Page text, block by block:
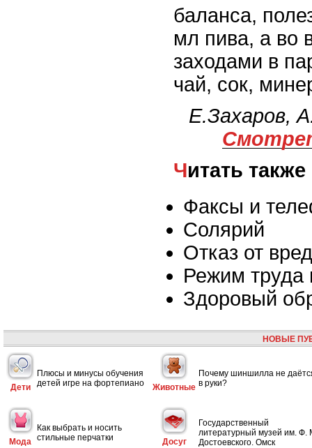
баланса,
мл пива, а во
заходами в
чай, сок,
Е.Захаров,
Читать также
Факсы и
Солярий
Отказ от
Режим труда
Здоровый
НОВЫЕ
Дети
Плюсы и минусы обучения
детей игре на фортепиано
Животные
Почему шиншилла не
в руки?
Мода
Как выбрать и носить
стильные перчатки
Досуг
Государственный
литературный музей им. Ф.
Достоевского. Омск